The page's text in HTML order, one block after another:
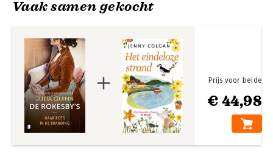
Vaak samen gekocht
€ 44,98
Prijs voor beide